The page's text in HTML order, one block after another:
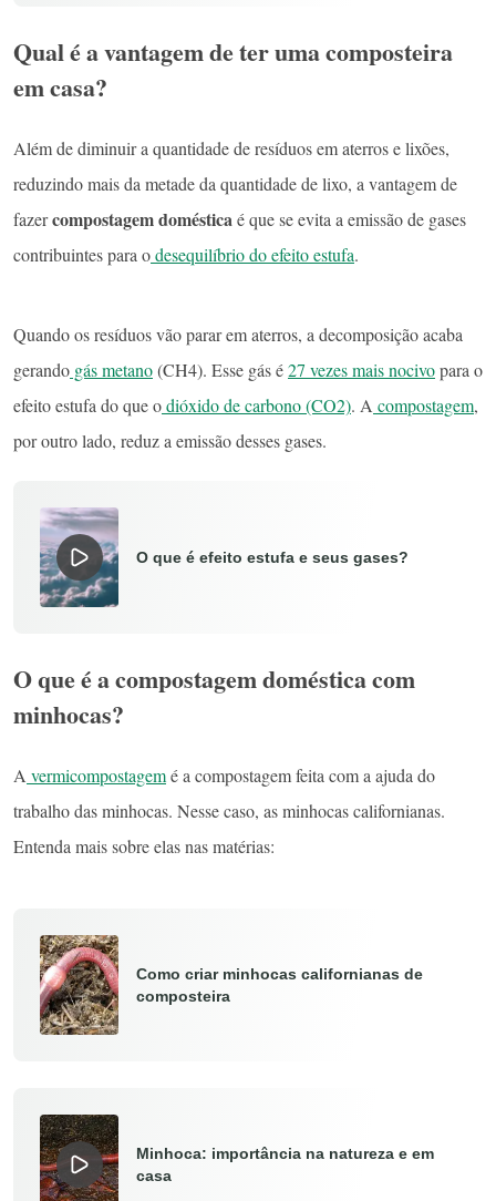
Qual é a vantagem de ter uma composteira
em casa?
Além de diminuir a quantidade de resíduos em aterros e lixões,
reduzindo mais da metade da quantidade de lixo, a vantagem de
fazercompostagem domésticaé que se evita a emissão de gases
contribuintes para odesequilíbrio do efeito estufa.
Quando os resíduos vão parar em aterros, a decomposição acaba
gerando gás metano(CH4). Esse gás é27 vezes mais nocivopara o
efeito estufa do que odióxido de carbono (CO2). A compostagem,
por outro lado, reduz a emissão desses gases.
O que é efeito estufa e seus gases?
O que é a compostagem doméstica com
minhocas?
A vermicompostagemé a compostagem feita com a ajuda do
trabalho das minhocas. Nesse caso, as minhocas californianas.
Entenda mais sobre elas nas matérias:
Como criar minhocas californianas de
composteira
Minhoca: importância na natureza e em
casa